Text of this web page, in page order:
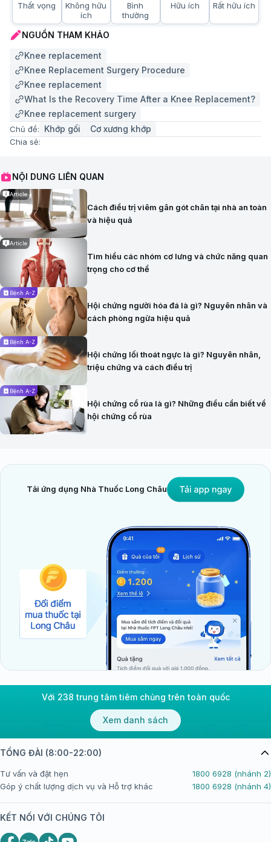
Thất vọng
Không hữu
ích
Bình
thường
Hữu ích Rất hữu ích
NGUỒN THAM KHẢO
Knee replacement
Knee Replacement Surgery Procedure
Knee replacement
What Is the Recovery Time After a Knee Replacement?
Knee replacement surgery
Chủ đề: Khớp gối Cơ xương khớp
Chia sẻ:
NỘI DUNG LIÊN QUAN
Article
Cách điều trị viêm gân gót chân tại nhà an toàn
và hiệu quả
Article
Tìm hiểu các nhóm cơ lưng và chức năng quan
trọng cho cơ thể
Bệnh A-Z
Hội chứng người hóa đá là gì? Nguyên nhân và
cách phòng ngừa hiệu quả
Bệnh A-Z
Hội chứng lối thoát ngực là gì? Nguyên nhân,
triệu chứng và cách điều trị
Bệnh A-Z
Hội chứng cổ rùa là gì? Những điều cần biết về
hội chứng cổ rùa
Tải ứng dụng Nhà Thuốc Long Châu
Với 238 trung tâm tiêm chủng trên toàn quốc
Xem danh sách
TỔNG ĐÀI (8:00-22:00)
Tư vấn và đặt hẹn
1800 6928 (nhánh 2)
Góp ý chất lượng dịch vụ và Hỗ trợ khác
1800 6928 (nhánh 4)
KẾT NỐI VỚI CHÚNG TÔI